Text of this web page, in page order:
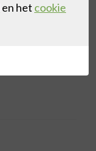
en het cookie